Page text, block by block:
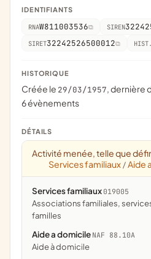
IDENTIFIANTS
RNAW811003536 SIREN
SIRET32242526500012 HIST.
HISTORIQUE
Créée le 29/03/1957, dernière
6 évènements
DÉTAILS
Activité menée, telle que
Services familiaux / Aide
Services familiaux 019005
associations familiales, services sociaux pour les
familles
Aide a domicile NAF 88.10A
Aide à domicile